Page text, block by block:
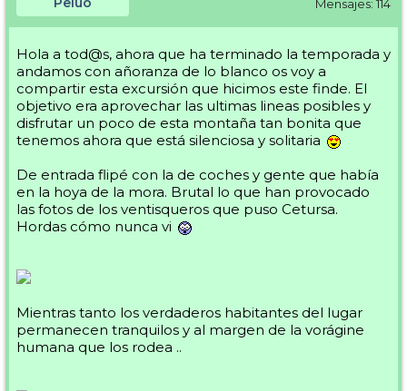
Mensajes: 114
Hola a tod@s, ahora que ha terminado la temporada y
andamos con añoranza de lo blanco os voy a
compartir esta excursión que hicimos este finde. El
objetivo era aprovechar las ultimas lineas posibles y
disfrutar un poco de esta montaña tan bonita que
tenemos ahora que está silenciosa y solitaria
De entrada flipé con la de coches y gente que había
en la hoya de la mora. Brutal lo que han provocado
las fotos de los ventisqueros que puso Cetursa.
Hordas cómo nunca vi
Mientras tanto los verdaderos habitantes del lugar
permanecen tranquilos y al margen de la vorágine
humana que los rodea ..